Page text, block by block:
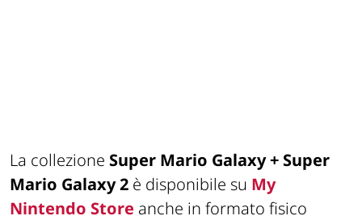
La collezione Super Mario Galaxy + Super
Mario Galaxy 2 è disponibile su My
Nintendo Store anche in formato fisico